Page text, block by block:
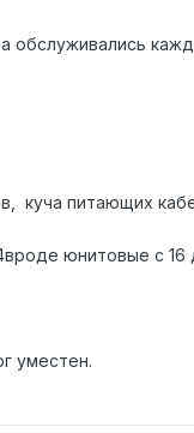
обслуживались
куча питающих
юнитовые с
уместен.